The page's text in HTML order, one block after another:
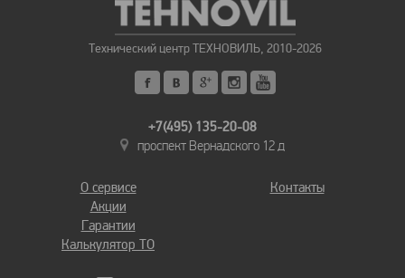
Технический центр ТЕХНОВИЛЬ, 2010-2026
+7(495) 135-20-08
проспект Вернадского 12 д
О сервисе
Акции
Гарантии
Калькулятор ТО
Контакты